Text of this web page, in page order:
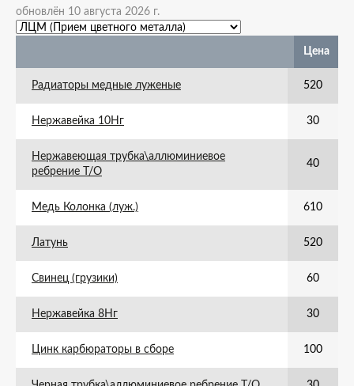
обновлён 10 августа 2026 г.
Цена
Радиаторы медные луженые 520
Нержавейка 10Нг 30
Нержавеющая трубка\аллюминиевое
ребрение Т/О
40
Медь Колонка (луж.) 610
Латунь 520
Свинец (грузики) 60
Нержавейка 8Нг 30
Цинк карбюраторы в сборе 100